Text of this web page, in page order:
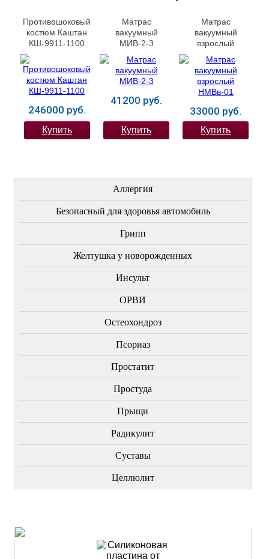
Противошоковый
костюм Каштан
КШ-9911-1100
246000 руб.
Купить
Матрас
вакуумный
МИВ-2-3
41200 руб.
Купить
Матрас
вакуумный
взрослый
33000 руб.
Купить
Аллергия
Безопасный для здоровья автомобиль
Грипп
Желтушка у новорожденных
Инсульт
ОРВИ
Остеохондроз
Пcориаз
Простатит
Простуда
Прыщи
Радикулит
Суставы
Целлюлит